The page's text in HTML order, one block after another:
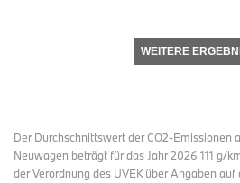
WEITERE
Der Durchschnittswert der CO2-Emissionen
Neuwagen beträgt für das Jahr 2026 111 g/
der Verordnung des UVEK über Angaben